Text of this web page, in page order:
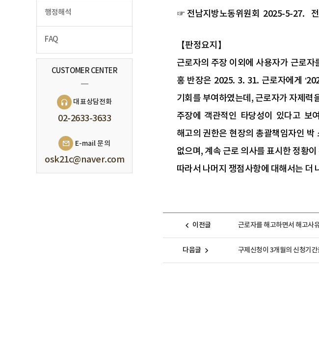
행정해석
FAQ
CUSTOMER CENTER
대표상담전화
02-2633-3633
E-mail 문의
osk21c@naver.com
☞ 전남지방노동위원회 2025-5-27.
【판정요지】
근로자의 주장 이외에 사용자가 근로
홍 반장은 2025. 3. 31. 근로자에게
기회를 부여하였는데, 근로자가 자제력
주장에 객관적인 타당성이 있다고 보
해고의 권한은 현장의 총괄책임자인
없으며, 계속 근로 의사를 표시한 정황
따라서 나머지 쟁점사항에 대해서는 더
이전글 근로자를 해고하면서 해고사
다음글 구제신청이 3개월의 신청기